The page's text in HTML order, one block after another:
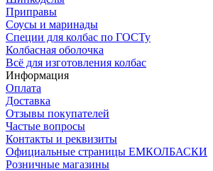
Приправы
Соусы и маринады
Специи для колбас по ГОСТу
Колбасная оболочка
Всё для изготовления колбас
Информация
Оплата
Доставка
Отзывы покупателей
Частые вопросы
Контакты и реквизиты
Официальные страницы ЕМКОЛБАСКИ
Розничные магазины